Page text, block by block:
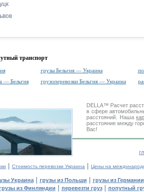
транспорт
грузы Бельгия — Украина
— Бельгия
грузоперевозки Бельгия — Украина
DELLA™ Расчет
в сфере
расстояний. Наша
расстояние между
Вас!
| Стоимость перевозки Украина | Цены на
Украина| грузы из Польши | грузы из Германии
из Финляндии | перевезти груз| попутный